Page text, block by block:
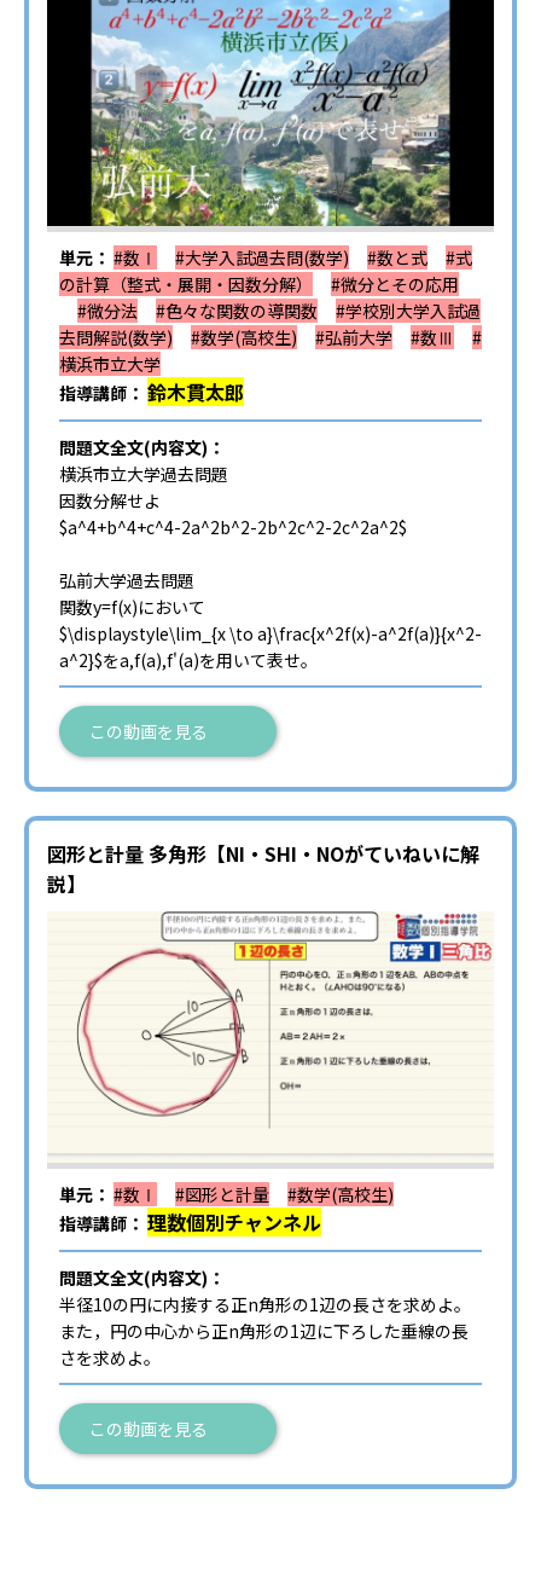
単元： #数Ⅰ #大学入試過去問(数学) #数と式
#式
の計算（整式・展開・因数分解）
#微分とその応用
#微分法
#色々な関数の導関数
#学校別大学入試過
去問解説(数学)
#数学(高校生) #弘前大学 #数Ⅲ
#
横浜市立大学
指導講師： 鈴木貫太郎
問題文全文(内容文)：
横浜市立大学過去問題
因数分解せよ
$a^4+b^4+c^4-2a^2b^2-2b^2c^2-2c^2a^2$
弘前大学過去問題
関数y=f(x)において
$\displaystyle\lim_{x \to a}\frac{x^2f(x)-a^2f(a)}{x^2-
a^2}$をa,f(a),f'(a)を用いて表せ。
この動画を見る
図形と計量 多角形【NI・SHI・NOがていねいに解
説】
単元： #数Ⅰ #図形と計量
#数学(高校生)
指導講師： 理数個別チャンネル
問題文全文(内容文)：
半径10の円に内接する正n角形の1辺の長さを求めよ。
また，円の中心から正n角形の1辺に下ろした垂線の長
さを求めよ。
この動画を見る